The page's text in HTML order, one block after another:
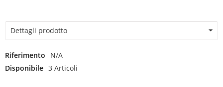
Dettagli prodotto
Riferimento
N/A
Disponibile 3 Articoli